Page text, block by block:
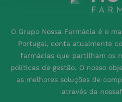
O Grupo Nossa Farmácia é o
Portugal, conta atualmente
farmácias que partilham os
políticas de gestão. O nosso
as melhores soluções de
através da